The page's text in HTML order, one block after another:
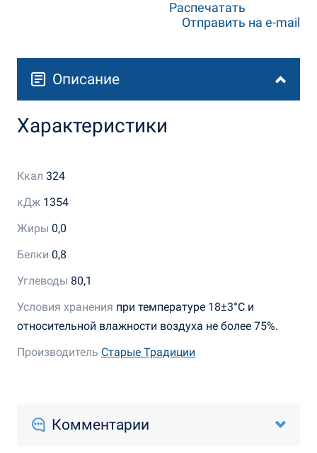
Распечатать
Отправить на e-mail
Описание
Характеристики
Ккал 324
кДж 1354
Жиры 0,0
Белки 0,8
Углеводы 80,1
Условия хранения при температуре 18±3°C и
относительной влажности воздуха не более 75%.
Производитель Старые Традиции
Комментарии